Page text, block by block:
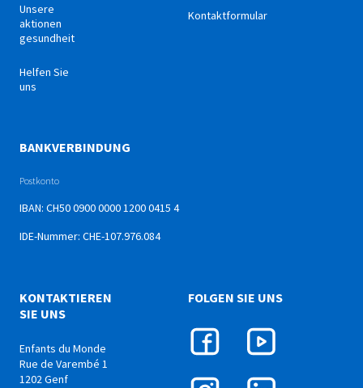
Unsere
aktionen
gesundheit
Helfen Sie
uns
Kontaktformular
KONTAKTIEREN
SIE UNS
Enfants du Monde
Rue de Varembé 1
1202 Genf
BANKVERBINDUNG
Postkonto
IBAN: CH50 0900 0000 1200 0415 4
IDE-Nummer: CHE-107.976.084
FOLGEN SIE UNS